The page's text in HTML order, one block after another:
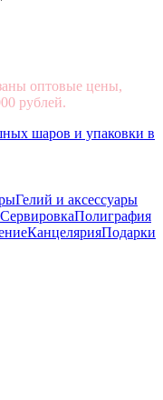
оптовые цены,
рублей.
Гелий и аксессуары
СервировкаПолиграфия
КанцелярияПодарки